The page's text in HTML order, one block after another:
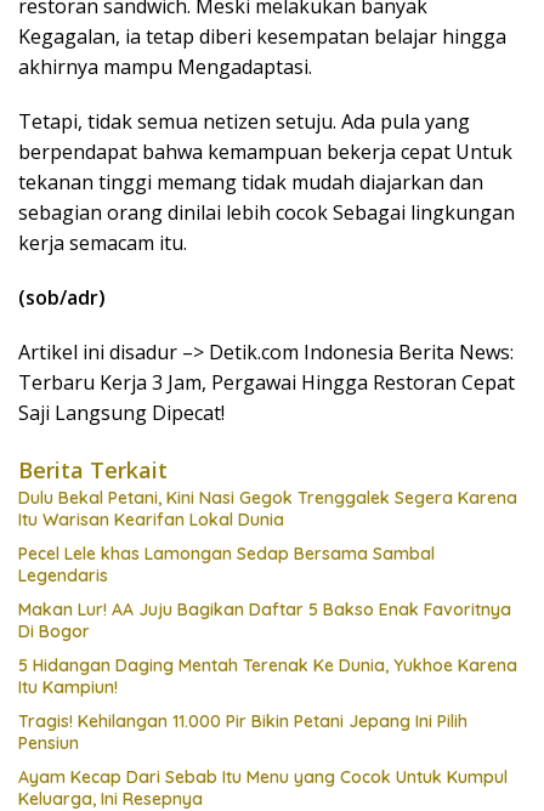
restoran sandwich. Meski melakukan banyak
Kegagalan, ia tetap diberi kesempatan belajar hingga
akhirnya mampu Mengadaptasi.
Tetapi, tidak semua netizen setuju. Ada pula yang
berpendapat bahwa kemampuan bekerja cepat Untuk
tekanan tinggi memang tidak mudah diajarkan dan
sebagian orang dinilai lebih cocok Sebagai lingkungan
kerja semacam itu.
(sob/adr)
Artikel ini disadur –> Detik.com Indonesia Berita News:
Terbaru Kerja 3 Jam, Pergawai Hingga Restoran Cepat
Saji Langsung Dipecat!
Berita Terkait
Dulu Bekal Petani, Kini Nasi Gegok Trenggalek Segera Karena
Itu Warisan Kearifan Lokal Dunia
Pecel Lele khas Lamongan Sedap Bersama Sambal
Legendaris
Makan Lur! AA Juju Bagikan Daftar 5 Bakso Enak Favoritnya
Di Bogor
5 Hidangan Daging Mentah Terenak Ke Dunia, Yukhoe Karena
Itu Kampiun!
Tragis! Kehilangan 11.000 Pir Bikin Petani Jepang Ini Pilih
Pensiun
Ayam Kecap Dari Sebab Itu Menu yang Cocok Untuk Kumpul
Keluarga, Ini Resepnya